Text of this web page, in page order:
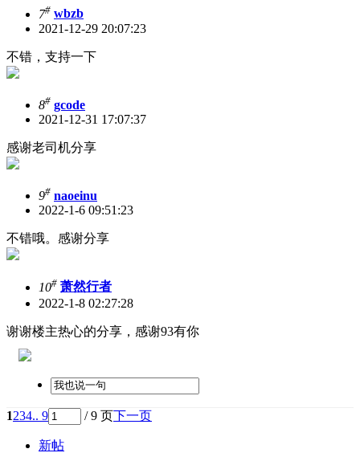
7# wbzb
2021-12-29 20:07:23
不错，支持一下
8# gcode
2021-12-31 17:07:37
感谢老司机分享
9# naoeinu
2022-1-6 09:51:23
不错哦。感谢分享
10# 萧然行者
2022-1-8 02:27:28
谢谢楼主热心的分享，感谢93有你
1234.. 9 / 9 页下一页
新帖